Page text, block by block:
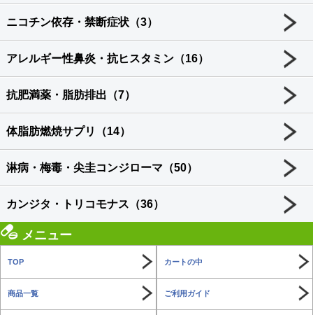
ニコチン依存・禁断症状（3）
アレルギー性鼻炎・抗ヒスタミン（16）
抗肥満薬・脂肪排出（7）
体脂肪燃焼サプリ（14）
淋病・梅毒・尖圭コンジローマ（50）
カンジタ・トリコモナス（36）
メニュー
TOP カートの中
商品一覧 ご利用ガイド